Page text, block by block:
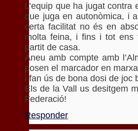
L’equip que ha jugat contra
que juga en autonòmica, i
certa facilitat no és en
molta feina, i fins i tot ens
partit de casa.
Aneu amb compte amb
posen el marcador en
i fan ús de bona dosi de joc
Els de la Vall us desitgem
Federació!
Responder